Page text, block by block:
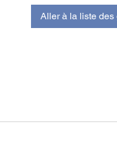
Aller à la liste des